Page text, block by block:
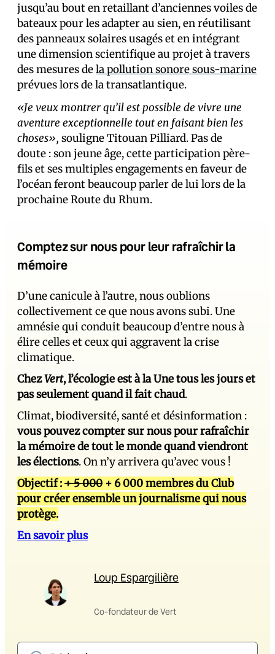
jusqu’au bout en retaillant d’anciennes voiles de
bateaux pour les adapter au sien, en réutilisant
des panneaux solaires usagés et en intégrant
une dimension scientifique au projet à travers
des mesures dela pollution sonore sous-marine
prévues lors de la transatlantique.
«Je veux montrer qu’il est possible de vivre une
aventure exceptionnelle tout en faisant bien les
choses», souligne Titouan Pilliard. Pas de
doute : son jeune âge, cette participation père-
fils et ses multiples engagements en faveur de
l’océan feront beaucoup parler de lui lors de la
prochaine Route du Rhum.
Comptez sur nous pour leur rafraîchir la
mémoire
D’une canicule à l’autre, nous oublions
collectivement ce que nous avons subi. Une
amnésie qui conduit beaucoup d’entre nous à
élire celles et ceux qui aggravent la crise
climatique.
ChezVert, l’écologie est à la Une tous les jours et
pas seulement quand il fait chaud.
Climat, biodiversité, santé et désinformation :
vous pouvez compter sur nous pour rafraîchir
la mémoire de tout le monde quand viendront
les élections. On n’y arrivera qu’avec vous !
Objectif :+ 5 000 + 6 000 membres du Club
pour créer ensemble un journalisme qui nous
protège.
En savoir plus
Loup Espargilière
Co-fondateur de Vert